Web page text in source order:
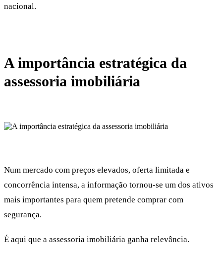
nacional.
A importância estratégica da
assessoria imobiliária
Num mercado com preços elevados, oferta limitada e
concorrência intensa, a informação tornou-se um dos ativos
mais importantes para quem pretende comprar com
segurança.
É aqui que a assessoria imobiliária ganha relevância.